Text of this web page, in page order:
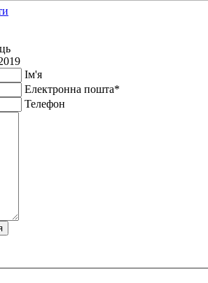
Ім'я
Електронна пошта*
Телефон